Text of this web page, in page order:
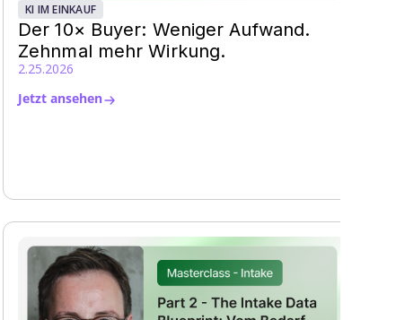
KI IM EINKAUF
Der 10× Buyer: Weniger Aufwand.
Zehnmal mehr Wirkung.
2.25.2026
Jetzt ansehen